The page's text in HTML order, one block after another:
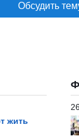
Обсудить
жить